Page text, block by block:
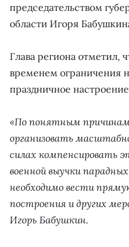
председательством
области Игоря
Глава региона отметил,
временем ограничения
праздничное
«По понятным
организовать
силах компенсировать
военной выучки
необходимо вести
построения и других
Игорь Бабушкин.